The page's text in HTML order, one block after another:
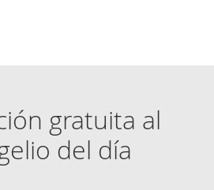
gratuita al
del día